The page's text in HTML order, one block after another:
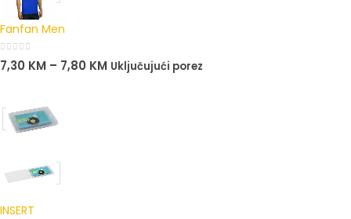
Fanfan Men
0out of 5
7,30 KM – 7,80 KM Uključujući porez
INSERT